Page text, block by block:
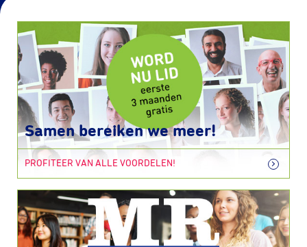
Samen bereiken we meer!
PROFITEER VAN ALLE VOORDELEN!